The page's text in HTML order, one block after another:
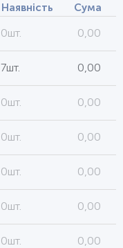
Наявність Сума
0шт. 0,00
7шт. 0,00
0шт. 0,00
0шт. 0,00
0шт. 0,00
0шт. 0,00
0шт. 0,00